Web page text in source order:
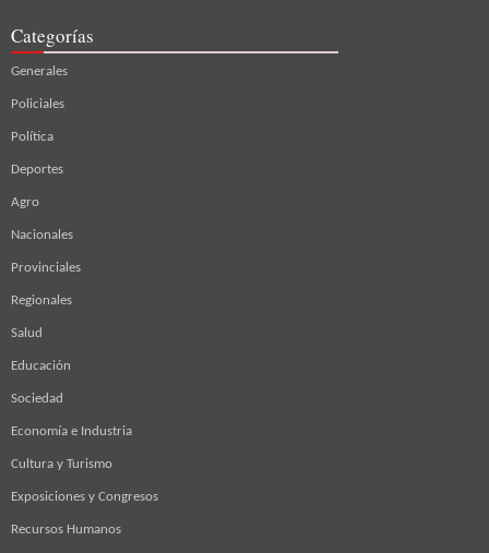
Categorías
Generales
Policiales
Política
Deportes
Agro
Nacionales
Provinciales
Regionales
Salud
Educación
Sociedad
Economía e Industria
Cultura y Turismo
Exposiciones y Congresos
Recursos Humanos